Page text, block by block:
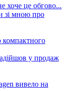
зі мною про
у продаж